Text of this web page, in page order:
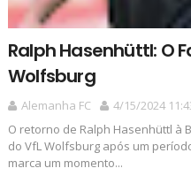
Ralph Hasenhüttl: O
Wolfsburg
Alemanha FC
4/15/2024
O retorno de Ralph Hasenhüttl à
do VfL Wolfsburg após um
marca um momento...